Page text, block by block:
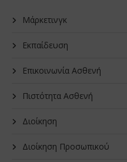
Μάρκετινγκ
Εκπαίδευση
Επικοινωνία Ασθενή
Πιστότητα Ασθενή
Διοίκηση
Διοίκηση Προσωπικού